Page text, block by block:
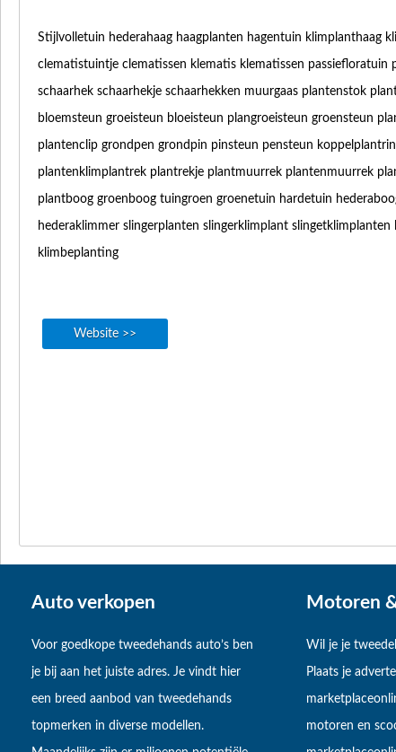
Stijlvolletuin hederahaag haagplanten hagentuin klimplanthaag
clematistuintje clematissen klematis klematissen
schaarhek schaarhekje schaarhekken muurgaas plantenstok
bloemsteun groeisteun bloeisteun plangroeisteun groensteun
plantenclip grondpen grondpin pinsteun pensteun
plantenklimplantrek plantrekje plantmuurrek plantenmuurrek
plantboog groenboog tuingroen groenetuin hardetuin
hederaklimmer slingerplanten slingerklimplant
klimbeplanting
Website >>
Auto verkopen
Voor goedkope tweedehands auto’s ben
je bij aan het juiste adres. Je vindt hier
een breed aanbod van tweedehands
topmerken in diverse modellen.
Motoren
Wil je je
Plaats je
motoren en